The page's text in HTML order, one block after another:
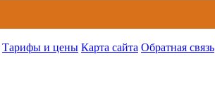
Тарифы и цены Карта сайта Обратная связь